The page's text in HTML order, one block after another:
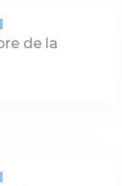
de la